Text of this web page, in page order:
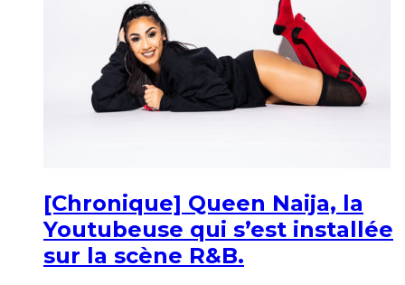
[Chronique] Queen Naija, la
Youtubeuse qui s’est installée
sur la scène R&B.